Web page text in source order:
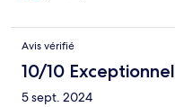
Avis vérifié
10/10 Exceptionnel
5 sept. 2024